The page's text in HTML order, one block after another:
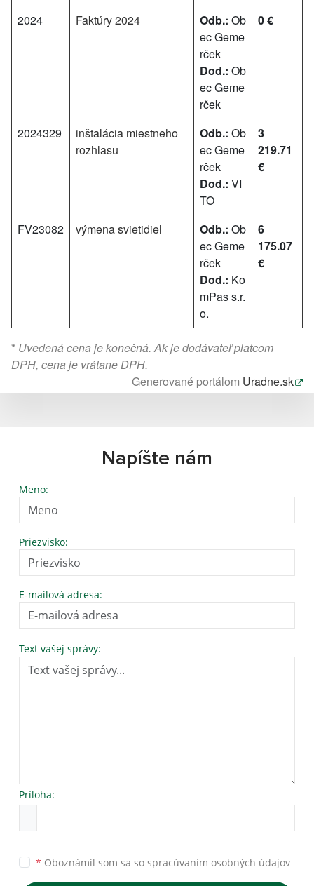
2024 Faktúry 2024 Odb.: Ob
ec Geme
rček
Dod.: Ob
ec Geme
rček
0 €
2024329
inštalácia miestneho
rozhlasu
Odb.: Ob
ec Geme
rček
Dod.: VI
TO
3
219.71
€
FV23082 výmena svietidiel Odb.: Ob
ec Geme
rček
Dod.: Ko
mPas s.r.
o.
6
175.07
€
* Uvedená cena je konečná. Ak je dodávateľ platcom
DPH, cena je vrátane DPH.
Generované portálom Uradne.sk
Napíšte nám
Meno:
Priezvisko:
E-mailová adresa:
Text vašej správy:
Príloha:
* Oboznámil som sa so spracúvaním osobných údajov